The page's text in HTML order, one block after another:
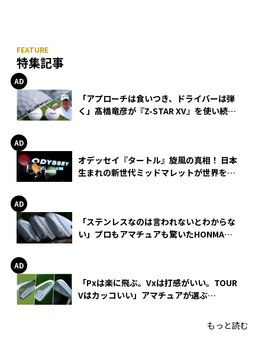
特集記事
「アプローチは食いつき、ドライバーは弾
く」髙橋竜彦が『Z-STAR XV』を使い続け
オデッセイ『タートル』旋風の真相！ 日本
生まれの新世代ミッドマレットが世界を席
「ステンレスなのは言われないとわからな
い」プロもアマチュアも驚いたHONMA
「Pxは楽に飛ぶ。Vxは打感がいい。TOUR
Vはカッコいい」アマチュアが選ぶ
もっと読む